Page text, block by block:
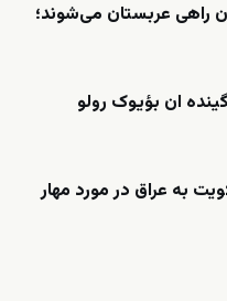
راهی عربستان می‌شوند؛
ان بؤیوک رولو
به عراق در مورد مهار